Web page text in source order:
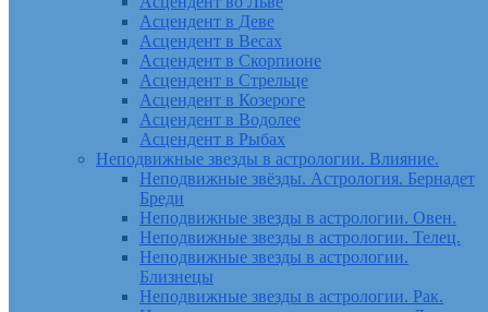
Асцендент в Деве
Асцендент в Весах
Асцендент в Скорпионе
Асцендент в Стрельце
Асцендент в Козероге
Асцендент в Водолее
Асцендент в Рыбах
Неподвижные звезды в астрологии. Влияние.
Неподвижные звёзды. Астрология. Бернадет
Бреди
Неподвижные звезды в астрологии. Овен.
Неподвижные звезды в астрологии. Телец.
Неподвижные звезды в астрологии.
Близнецы
Неподвижные звезды в астрологии. Рак.